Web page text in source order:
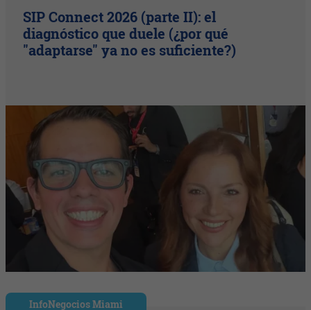
SIP Connect 2026 (parte II): el
diagnóstico que duele (¿por qué
"adaptarse" ya no es suficiente?)
InfoNegocios Miami